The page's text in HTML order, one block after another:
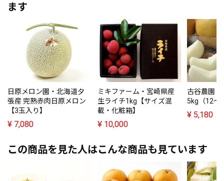
ます
日原メロン園・北海道夕
張産 完熟赤肉日原メロン
【3玉入り】
¥ 7,080
ミキファーム・宮崎県産
生ライチ1kg【サイズ混
載・化粧箱】
¥ 10,000
古谷農園
5kg（12～
¥ 5,180
この商品を見た人はこんな商品も見ています